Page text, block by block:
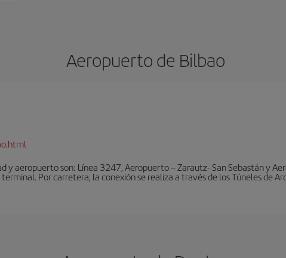
Aeropuerto de Bilbao
y aeropuerto son: Línea 3247, Aeropuerto – Zarautz- San Sebastán y
Por carretera, la conexión se realiza a través de los Túneles de